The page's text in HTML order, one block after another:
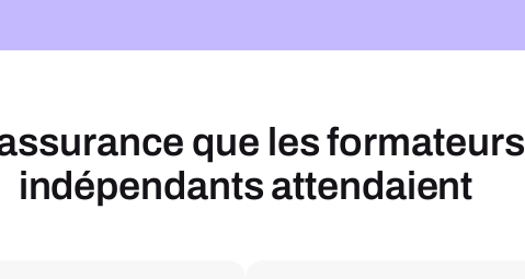
que les formateurs
indépendants attendaient